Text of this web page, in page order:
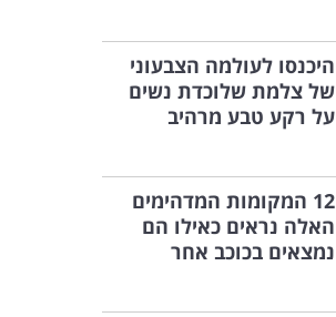
היכנסו לעולמה הצבעוני
של צלמת שלוכדת נשים
על רקע טבע מרהיב
12 המקומות המדהימים
האלה נראים כאילו הם
נמצאים בכוכב אחר